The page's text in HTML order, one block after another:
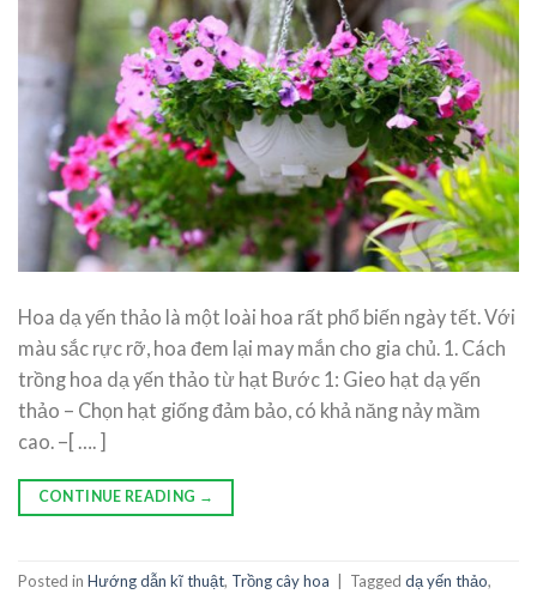
Hoa dạ yến thảo là một loài hoa rất phổ biến ngày tết. Với
màu sắc rực rỡ, hoa đem lại may mắn cho gia chủ. 1. Cách
trồng hoa dạ yến thảo từ hạt Bước 1: Gieo hạt dạ yến
thảo – Chọn hạt giống đảm bảo, có khả năng nảy mầm
cao. –[ …. ]
CONTINUE READING →
Posted in Hướng dẫn kĩ thuật, Trồng cây hoa Tagged dạ yến thảo,